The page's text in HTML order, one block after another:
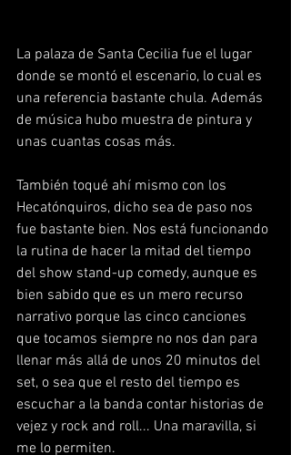
La palaza de Santa Cecilia fue el lugar
donde se montó el escenario, lo cual es
una referencia bastante chula. Además
de música hubo muestra de pintura y
unas cuantas cosas más.
También toqué ahí mismo con los
Hecatónquiros, dicho sea de paso nos
fue bastante bien. Nos está funcionando
la rutina de hacer la mitad del tiempo
del show stand-up comedy, aunque es
bien sabido que es un mero recurso
narrativo porque las cinco canciones
que tocamos siempre no nos dan para
llenar más allá de unos 20 minutos del
set, o sea que el resto del tiempo es
escuchar a la banda contar historias de
vejez y rock and roll... Una maravilla, si
me lo permiten.